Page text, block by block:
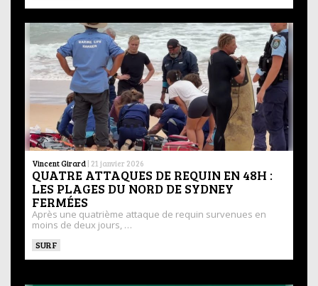
Vincent Girard | 21 janvier 2026
QUATRE ATTAQUES DE REQUIN EN 48H :
LES PLAGES DU NORD DE SYDNEY
FERMÉES
Après une quatrième attaque de requin survenues en
moins de deux jours, …
SURF